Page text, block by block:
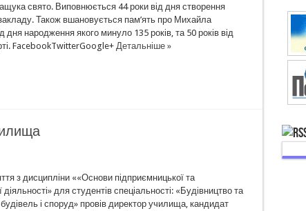
свято. Виповнюється 44 роки від дня створення
Також вшановується пам’ять про Михайла
дня народження якого минуло 135 років, та 50 років від
FacebookTwitterGoogle+ Детальніше »
з дисципліни ««Основи підприємницької та
діяльності» для студентів спеціальності: «Будівництво та
і споруд» провів директор училища, кандидат